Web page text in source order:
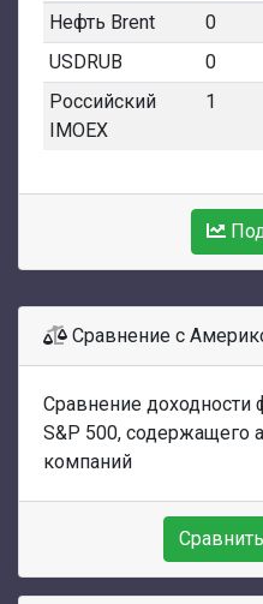
Нефть Brent
0
USDRUB
0
Российский
IMOEX
1
Сравнение с
Сравнение доходности
S&P 500, содержащего
компаний